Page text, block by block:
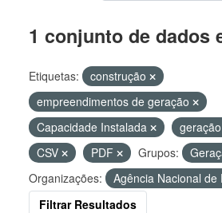
1 conjunto de dados
Etiquetas:
construção
empreendimentos de geração
Capacidade Instalada
geração
CSV
PDF Grupos:
Organizações:
Agência Nacional de
Filtrar Resultados